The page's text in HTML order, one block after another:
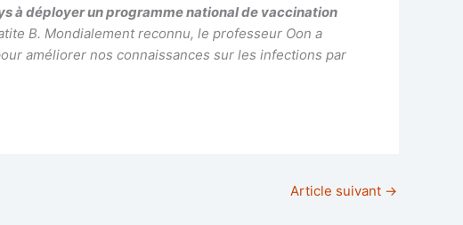
à déployer un programme national de vaccination
B. Mondialement reconnu, le professeur Oon a
améliorer nos connaissances sur les infections par
Article suivant →